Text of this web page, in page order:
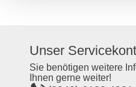
Unser
Sie benötigen weitere
Ihnen gerne weiter!